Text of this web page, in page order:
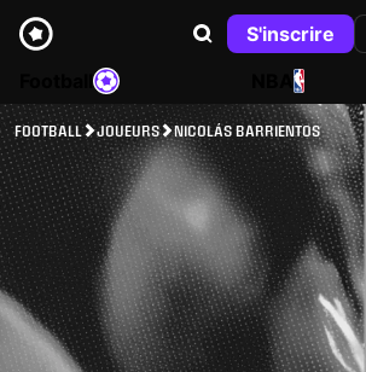
S'inscrire
NBA
FOOTBALL JOUEURS NICOLÁS BARRIENTOS